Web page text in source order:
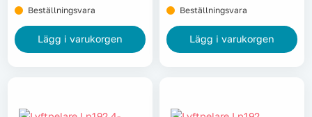
Beställningsvara
Lägg i varukorgen
Beställningsvara
Lägg i varukorgen